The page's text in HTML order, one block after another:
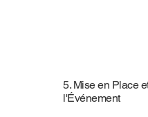
5. Mise en Place
l'Événement